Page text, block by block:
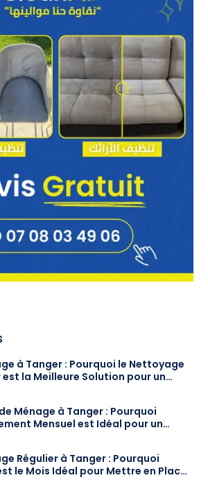
à Tanger : Pourquoi le Nettoyage
est la Meilleure Solution pour un
Ménage à Tanger : Pourquoi
Mensuel est Idéal pour un
Régulier à Tanger : Pourquoi
le Mois Idéal pour Mettre en Place